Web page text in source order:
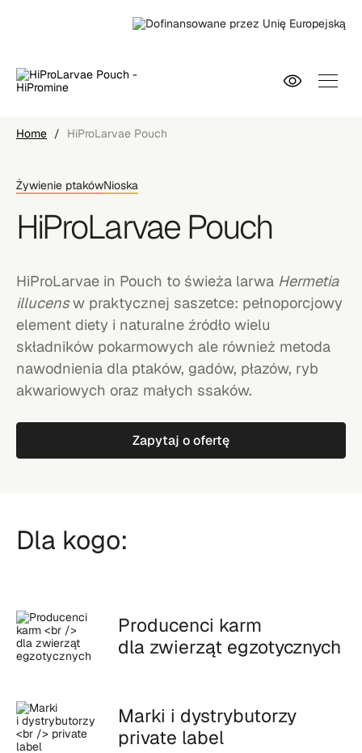
Home / HiProLarvae Pouch
Żywienie ptakówNioska
HiProLarvae Pouch
HiProLarvae in Pouch to świeża larwa Hermetia
illucensw praktycznej saszetce: pełnoporcjowy
element diety i naturalne źródło wielu
składników pokarmowych ale również metoda
nawodnienia dla ptaków, gadów, płazów, ryb
akwariowych oraz małych ssaków.
Zapytaj o ofertę
Dla kogo:
Producenci karm
dla zwierząt egzotycznych
Marki i dystrybutorzy
private label